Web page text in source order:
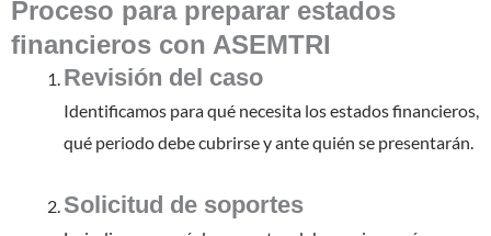
Proceso para preparar estados
financieros con ASEMTRI
Revisión del caso
Identificamos para qué necesita los estados financieros,
qué periodo debe cubrirse y ante quién se presentarán.
Solicitud de soportes